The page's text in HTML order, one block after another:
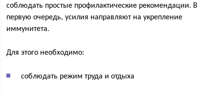
соблюдать простые профилактические рекомендации. В
первую очередь, усилия направляют на укрепление
иммунитета.
Для этого необходимо:
соблюдать режим труда и отдыха